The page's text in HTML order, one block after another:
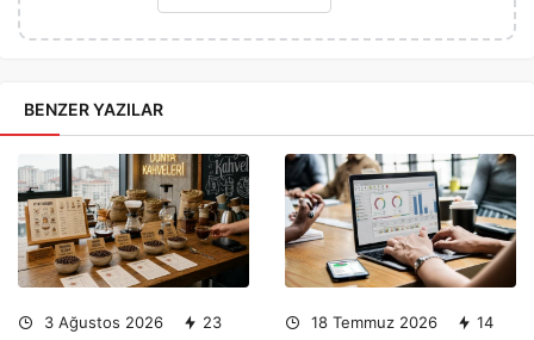
BENZER YAZILAR
3 Ağustos 2026 23 18 Temmuz 2026 14